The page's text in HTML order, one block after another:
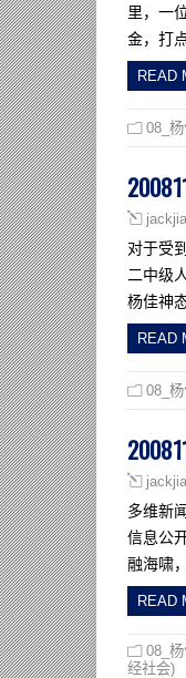
里，一
金，打
READ
08_
jackjia
对于受
二中级
杨佳神
READ
08_
jackjia
多维新
信息公
融海啸
READ
08_
经社会)